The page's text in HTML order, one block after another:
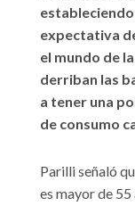
expectativa
el mundo de
derriban las
a tener una
de consumo
Parilli señaló
es mayor de